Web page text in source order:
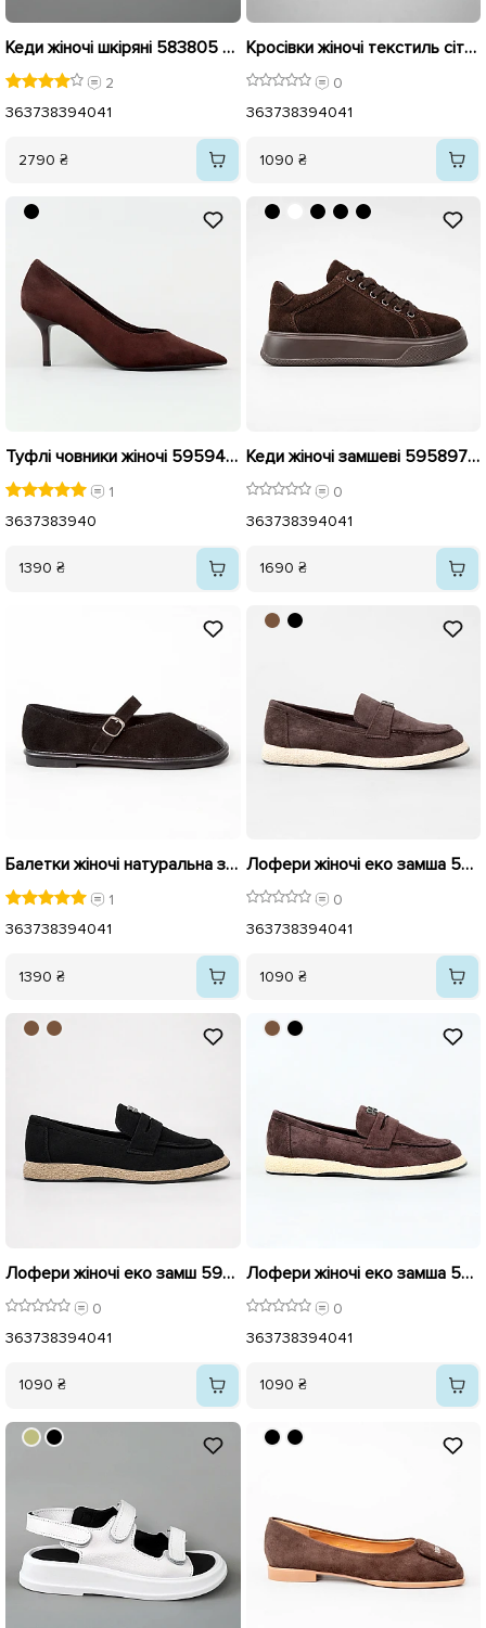
Кеди жіночі шкіряні 583805 Білі
2
363738394041
2790 ₴
Кросівки жіночі текстиль сітка 595939 Білі коричневі
0
363738394041
1090 ₴
Туфлі човники жіночі 595944 Коричневі
1
3637383940
1390 ₴
Кеди жіночі замшеві 595897 Коричневі
0
363738394041
1690 ₴
Балетки жіночі натуральна замш 595919 Чорні
1
363738394041
1390 ₴
Лофери жіночі еко замша 595931 Коричневі
0
363738394041
1090 ₴
Лофери жіночі еко замш 595929 Чорні
0
363738394041
1090 ₴
Лофери жіночі еко замша 595932 Коричневі
0
363738394041
1090 ₴